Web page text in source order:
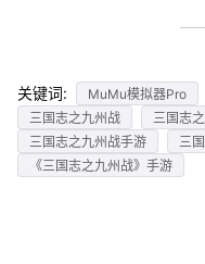
关键词: MuMu模拟器Pro
三国志之九州战
三国志
三国志之九州战手游
三
《三国志之九州战》手游